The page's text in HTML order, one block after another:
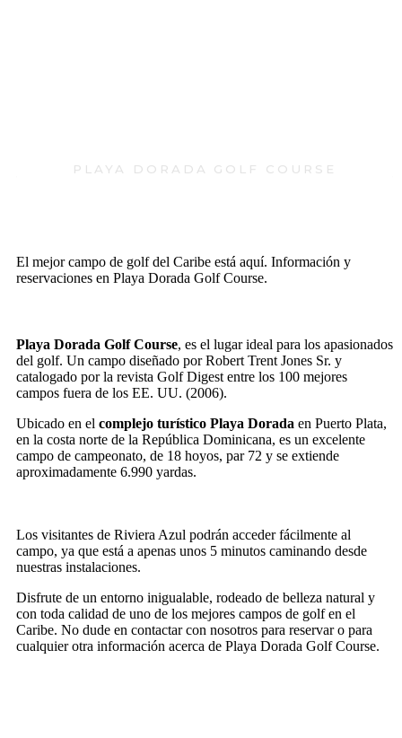
El mejor campo de golf del Caribe está aquí. Información y
reservaciones en Playa Dorada Golf Course.
Playa Dorada Golf Course, es el lugar ideal para los apasionados
del golf. Un campo diseñado por Robert Trent Jones Sr. y
catalogado por la revista Golf Digest entre los 100 mejores
campos fuera de los EE. UU. (2006).
Ubicado en el complejo turístico Playa Dorada en Puerto Plata,
en la costa norte de la República Dominicana, es un excelente
campo de campeonato, de 18 hoyos, par 72 y se extiende
aproximadamente 6.990 yardas.
Los visitantes de Riviera Azul podrán acceder fácilmente al
campo, ya que está a apenas unos 5 minutos caminando desde
nuestras instalaciones.
Disfrute de un entorno inigualable, rodeado de belleza natural y
con toda calidad de uno de los mejores campos de golf en el
Caribe. No dude en contactar con nosotros para reservar o para
cualquier otra información acerca de Playa Dorada Golf Course.